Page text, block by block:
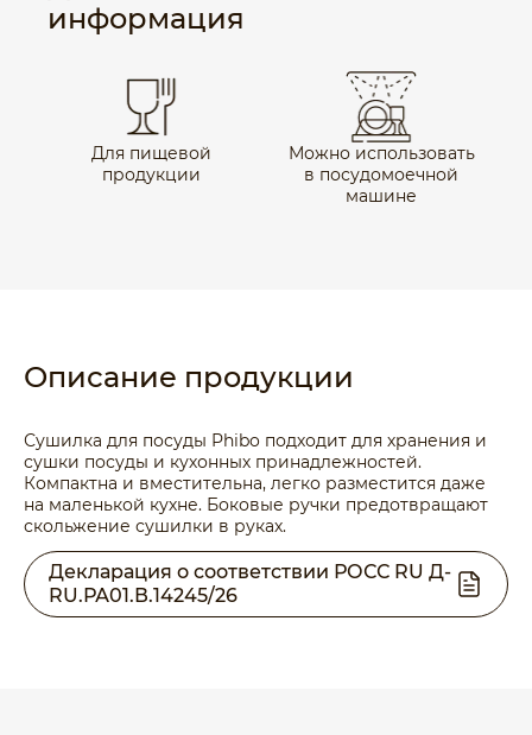
информация
Для пищевой
продукции
Можно использовать
в посудомоечной
машине
Описание продукции
Сушилка для посуды Phibo подходит для хранения и
сушки посуды и кухонных принадлежностей.
Компактна и вместительна, легко разместится даже
на маленькой кухне. Боковые ручки предотвращают
скольжение сушилки в руках.
Декларация о соответствии РОСС RU Д-
RU.РА01.В.14245/26